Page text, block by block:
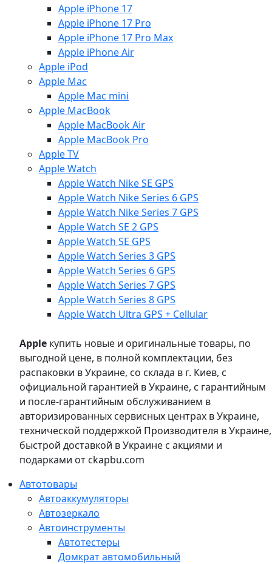
Apple iPhone 17
Apple iPhone 17 Pro
Apple iPhone 17 Pro Max
Apple iPhone Air
Apple iPod
Apple Mac
Apple Mac mini
Apple MacBook
Apple MacBook Air
Apple MacBook Pro
Apple TV
Apple Watch
Apple Watch Nike SE GPS
Apple Watch Nike Series 6 GPS
Apple Watch Nike Series 7 GPS
Apple Watch SE 2 GPS
Apple Watch SE GPS
Apple Watch Series 3 GPS
Apple Watch Series 6 GPS
Apple Watch Series 7 GPS
Apple Watch Series 8 GPS
Apple Watch Ultra GPS + Cellular
Apple купить новые и оригинальные товары, по
выгодной цене, в полной комплектации, без
распаковки в Украине, со склада в г. Киев, с
официальной гарантией в Украине, с гарантийным
и после-гарантийным обслуживанием в
авторизированных сервисных центрах в Украине,
технической поддержкой Производителя в Украине,
быстрой доставкой в Украине с акциями и
подарками от ckapbu.com
Автотовары
Автоаккумуляторы
Автозеркало
Автоинструменты
Автотестеры
Домкрат автомобильный